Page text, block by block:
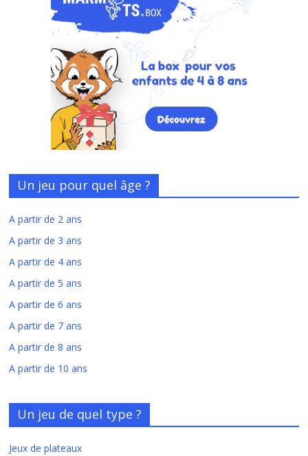
Un jeu pour quel âge ?
A partir de 2 ans
A partir de 3 ans
A partir de 4 ans
A partir de 5 ans
A partir de 6 ans
A partir de 7 ans
A partir de 8 ans
A partir de 10 ans
Un jeu de quel type ?
Jeux de plateaux